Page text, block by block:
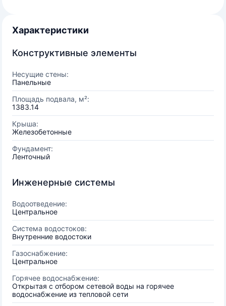
Характеристики
Конструктивные элементы
Несущие стены:
Панельные
Площадь подвала, м²:
1383.14
Крыша:
Железобетонные
Фундамент:
Ленточный
Инженерные системы
Водоотведение:
Центральное
Система водостоков:
Внутренние водостоки
Газоснабжение:
Центральное
Горячее водоснабжение:
Открытая с отбором сетевой воды на горячее
водоснабжение из тепловой сети